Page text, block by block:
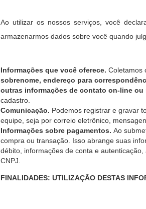
Ao utilizar os nossos serviços, você
armazenarmos dados sobre você quando
Informações que você oferece. Coletamos
sobrenome, endereço para
outras informações de contato on-line
cadastro.
Comunicação. Podemos registrar e gravar
equipe, seja por correio eletrônico,
Informações sobre pagamentos. Ao
compra ou transação. Isso abrange suas
débito, informações de conta e
CNPJ.
FINALIDADES: UTILIZAÇÃO DESTAS